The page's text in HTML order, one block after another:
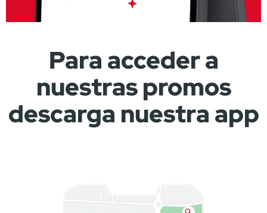
Para acceder a
nuestras promos
descarga nuestra app